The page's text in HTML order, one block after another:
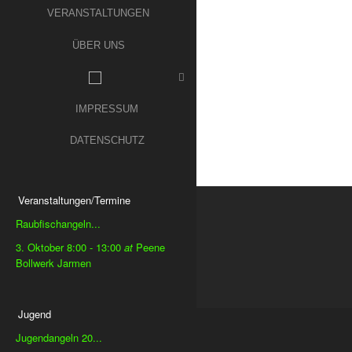
VERANSTALTUNGEN
ÜBER UNS
IMPRESSUM
DATENSCHUTZ
Veranstaltungen/Termine
Raubfischangeln...
3. Oktober 8:00 - 13:00 at Peene
Bollwerk Jarmen
Jugend
Jugendangeln 20...